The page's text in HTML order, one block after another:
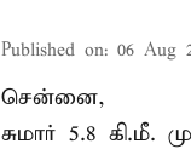
Published on: 06 Aug
சென்னை,
சுமார் 5.8